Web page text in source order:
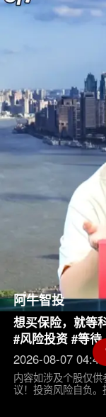
阿牛智投
想买保险，就等
#风险投资 #等待
2026-08-07 04:45
内容如涉及个股仅
议！投资风险自负。